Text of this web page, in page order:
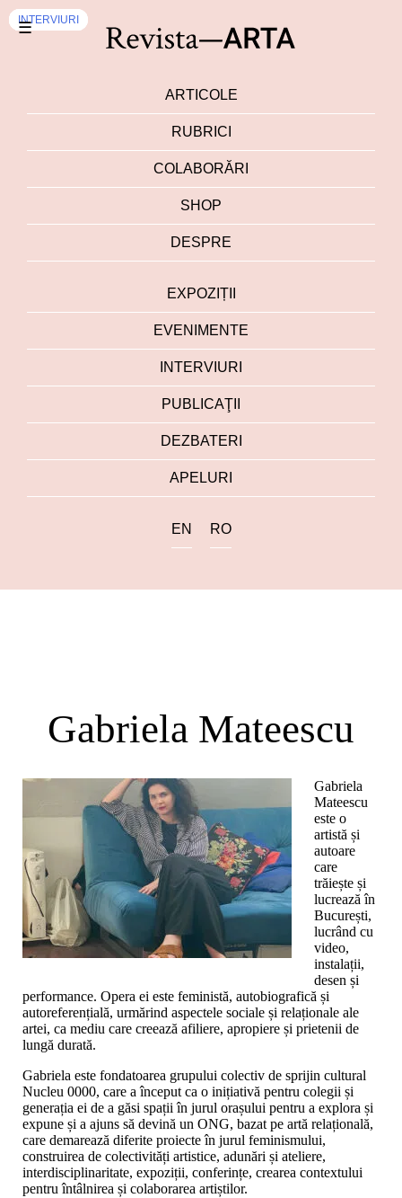
☰
ARTICOLE
RUBRICI
COLABORĂRI
SHOP
DESPRE
EXPOZIȚII
EVENIMENTE
INTERVIURI
PUBLICAŢII
DEZBATERI
APELURI
EN RO
Gabriela Mateescu
Gabriela
Mateescu
este o
artistă și
autoare
care
trăiește și
lucrează în
București,
lucrând cu
video,
instalații,
desen și
performance. Opera ei este feministă, autobiografică și
autoreferențială, urmărind aspectele sociale și relaționale ale
artei, ca mediu care creează afiliere, apropiere și prietenii de
lungă durată.
Gabriela este fondatoarea grupului colectiv de sprijin cultural
Nucleu 0000, care a început ca o inițiativă pentru colegii și
generația ei de a găsi spații în jurul orașului pentru a explora și
expune și a ajuns să devină un ONG, bazat pe artă relațională,
care demarează diferite proiecte în jurul feminismului,
construirea de colectivități artistice, adunări și ateliere,
interdisciplinaritate, expoziții, conferințe, crearea contextului
pentru întâlnirea și colaborarea artiștilor.
EXPOZIȚII
PUBLICAŢII
EXPOZIȚII
INTERVIURI
DEZBATERI
INTERVIURI
INTERVIURI